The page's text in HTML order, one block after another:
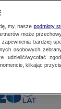
my, nasze podmioty
może
bardziej
osobowych
udzielić/wycofać
klikając